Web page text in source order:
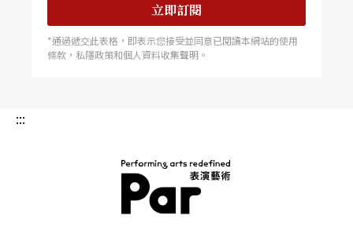
立即訂閱
*通過遞交此表格，即表示您接受並同意已閱讀本網站的使用
條款，私隱政策和個人資料收集聲明。
:::